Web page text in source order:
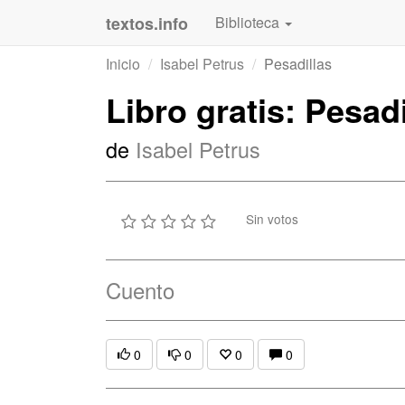
textos.info
Biblioteca
Inicio
Isabel Petrus Pesadillas
Libro gratis:
de Isabel Petrus
Sin votos
Cuento
0 0 0 0